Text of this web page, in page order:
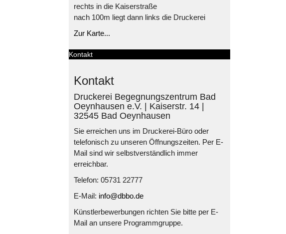
rechts in die Kaiserstraße
nach 100m liegt dann links die Druckerei
Zur Karte...
Kontakt
Kontakt
Druckerei Begegnungszentrum Bad
Oeynhausen e.V. | Kaiserstr. 14 |
32545 Bad Oeynhausen
Sie erreichen uns im Druckerei-Büro oder
telefonisch zu unseren Öffnungszeiten. Per E-
Mail sind wir selbstverständlich immer
erreichbar.
Telefon: 05731 22777
E-Mail: info@dbbo.de
Künstlerbewerbungen richten Sie bitte per E-
Mail an unsere Programmgruppe.